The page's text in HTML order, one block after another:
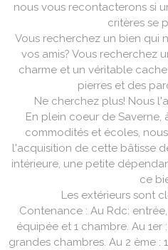
nous vous recontacterons si
critères se
Vous recherchez un bien qui
vos amis? Vous recherchez
charme et un véritable
pierres et des
Ne cherchez plus! Nous
En plein coeur de
commodités et écoles,
l'acquisition de cette bâtisse
intérieure, une petite
ce
Les extérieurs sont
Contenance : Au Rdc:
équipée et 1 chambre. Au
grandes chambres. Au 2 ème :